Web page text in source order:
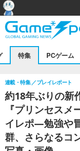
特集 PCゲーム
約18年ぶりの新
『プリンセス
イレポ―勉強や
群、さらなるコ
連載・特集 プレイレポート